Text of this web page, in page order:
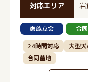
対応エリア 岩
家族立会 合
24時間対応 大型
合同墓地